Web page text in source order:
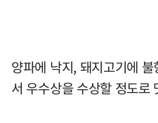
양파에 낙지, 돼지고기에
서 우수상을 수상할 정도로